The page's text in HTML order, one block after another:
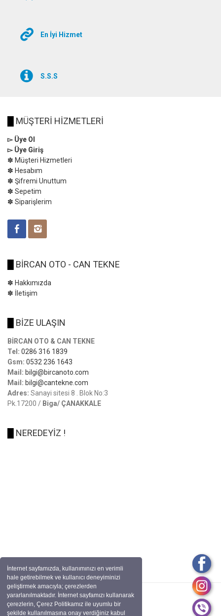
İnternet sayfamızda, kullanımınızı en verimli
hale getirebilmek ve kullanıcı deneyiminizi
geliştirmek amacıyla; çerezlerden
yararlanılmaktadır. İnternet sayfamızı kullanarak
çerezlerin, Çerez Politikamız ile uyumlu bir
şekilde kullanılmasına onay verdiğiniz kabul
En İyi Hizmet
S.S.S
MÜŞTERİ HİZMETLERİ
▻ Üye Ol
▻ Üye Giriş
✽ Müşteri Hizmetleri
✽ Hesabım
✽ Şifremi Unuttum
✽ Sepetim
✽ Siparişlerim
BİRCAN OTO - CAN TEKNE
✽ Hakkımızda
✽ İletişim
BİZE ULAŞIN
BİRCAN OTO & CAN TEKNE
Tel: 0286 316 1839
Gsm: 0532 236 1643
Mail: bilgi@bircanoto.com
Mail: bilgi@cantekne.com
Adres: Sanayi sitesi 8 . Blok No:3
Pk.17200 / Biga/ ÇANAKKALE
NEREDEYİZ !